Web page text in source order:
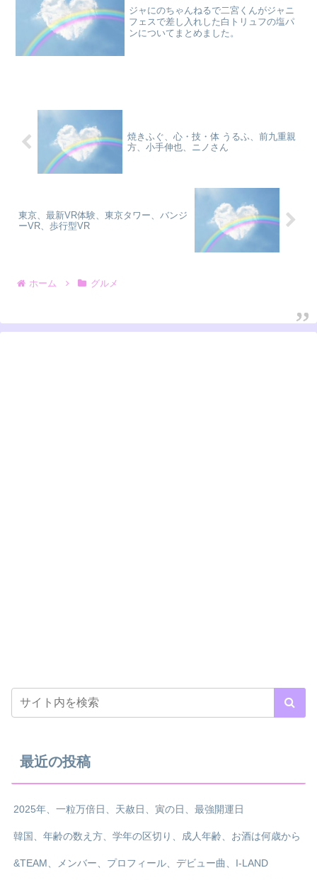
ジャにのちゃんねるで二宮くんがジャニ
フェスで差し入れした白トリュフの塩パ
ンについてまとめました。
焼きふぐ、心・技・体 うるふ、前九重親
方、小手伸也、ニノさん
東京、最新VR体験、東京タワー、バンジ
ーVR、歩行型VR
ホーム グルメ
最近の投稿
2025年、一粒万倍日、天赦日、寅の日、最強開運日
韓国、年齢の数え方、学年の区切り、成人年齢、お酒は何歳から
&TEAM、メンバー、プロフィール、デビュー曲、I-LAND